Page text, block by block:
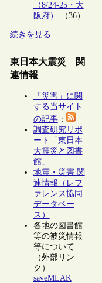
（8/24-25・大
阪府）
（36）
続きを見る
東日本大震災 関
連情報
「災害」に関
する当サイト
の記事：
調査研究リポ
ート「東日本
大震災と図書
館」
地震・災害 関
連情報（レフ
ァレンス協同
データベー
ス）
各地の図書館
等の被災情報
等について
（外部リン
ク）
saveMLAK